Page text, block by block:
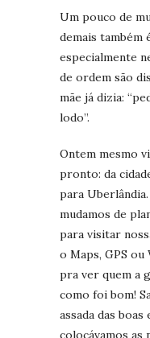
Um pouco de
demais
especialmente
de ordem são
mãe já dizia:
lodo”.
Ontem mesmo
pronto: da
para
mudamos de
para visitar
o Maps, GPS
pra ver quem a
como foi bom!
assada das
colocávamos as